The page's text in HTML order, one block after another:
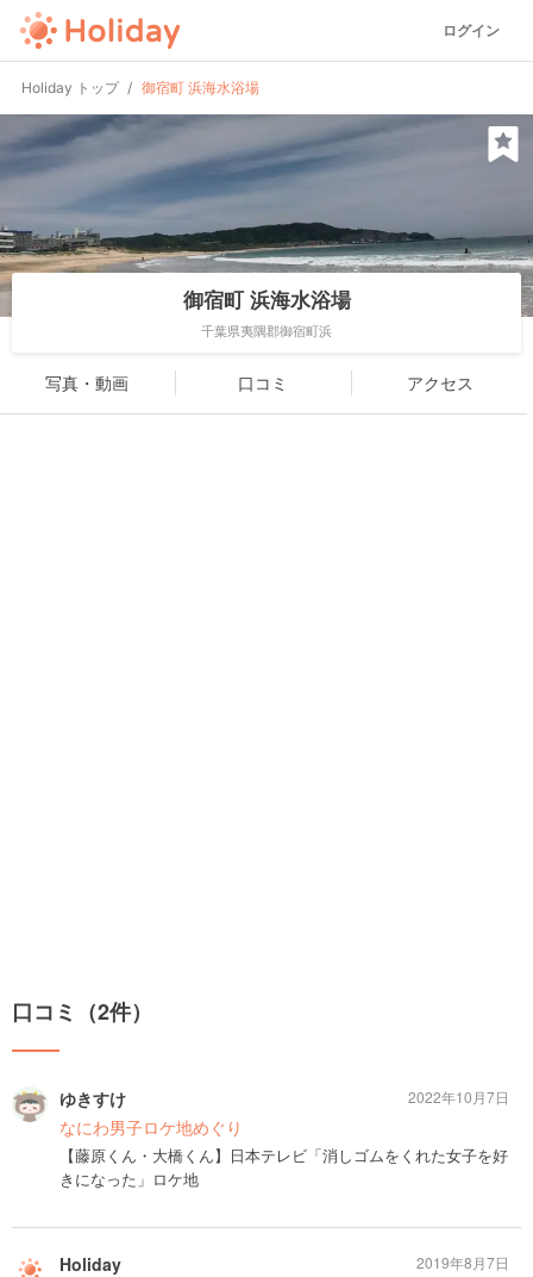
ログイン
Holiday トップ 御宿町 浜海水浴場
御宿町 浜海水浴場
千葉県夷隅郡御宿町浜
写真・動画 口コミ アクセス
口コミ（2件）
ゆきすけ
なにわ男子ロケ地めぐり
【藤原くん・大橋くん】日本テレビ「消しゴムをくれた女子を好
きになった」ロケ地
2022年10月7日
Holiday 2019年8月7日